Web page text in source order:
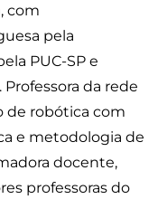
com
pela
PUC-SP e
Professora da rede
de robótica com
e metodologia de
docente,
professoras do